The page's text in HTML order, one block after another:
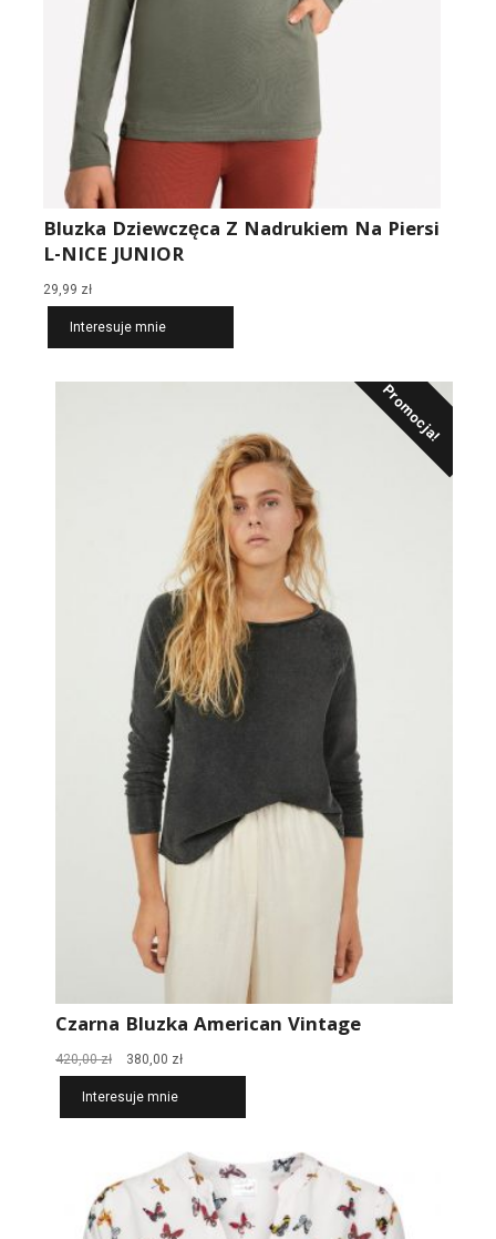
Bluzka Dziewczęca Z Nadrukiem Na Piersi
L-NICE JUNIOR
29,99 zł
Interesuje mnie
Promocja!
Czarna Bluzka American Vintage
420,00zł
Pierwotna
cena
wynosiła:
420,00 zł.
380,00 złAktualna
cena
380,00 zł.
Interesuje mnie